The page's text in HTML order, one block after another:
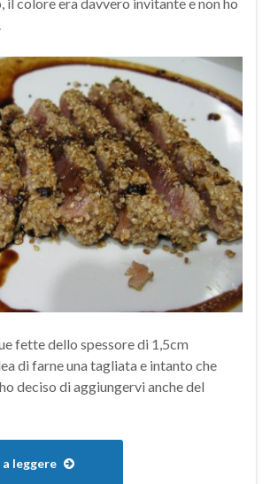
fette dello spessore di 1,5cm
di farne una tagliata e intanto che
deciso di aggiungervi anche del
leggere